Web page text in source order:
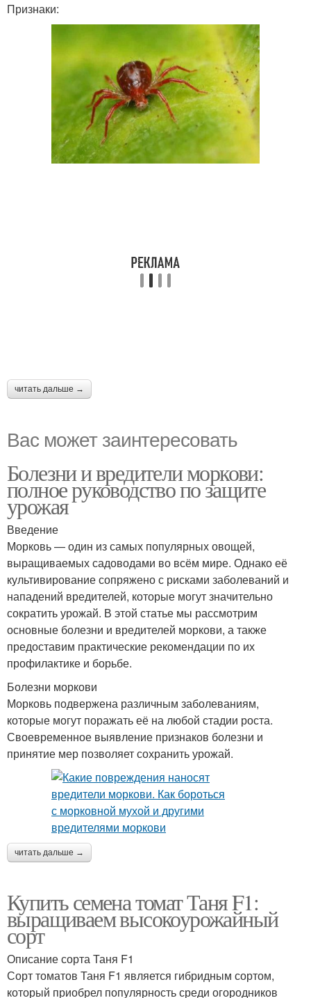
Признаки:
читать дальше →
Вас может заинтересовать
Болезни и вредители моркови:
полное руководство по защите
урожая
Введение
Морковь — один из самых популярных овощей,
выращиваемых садоводами во всём мире. Однако её
культивирование сопряжено с рисками заболеваний и
нападений вредителей, которые могут значительно
сократить урожай. В этой статье мы рассмотрим
основные болезни и вредителей моркови, а также
предоставим практические рекомендации по их
профилактике и борьбе.
Болезни моркови
Морковь подвержена различным заболеваниям,
которые могут поражать её на любой стадии роста.
Своевременное выявление признаков болезни и
принятие мер позволяет сохранить урожай.
читать дальше →
Купить семена томат Таня F1:
выращиваем высокоурожайный
сорт
Описание сорта Таня F1
Сорт томатов Таня F1 является гибридным сортом,
который приобрел популярность среди огородников